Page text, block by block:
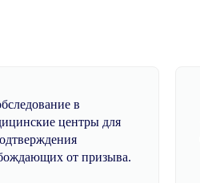
в
центры для
от призыва.